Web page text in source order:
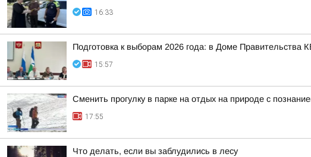
16:33
Подготовка к выборам 2026 года: в Доме Правительства
15:57
Сменить прогулку в парке на отдых на природе с
17:55
Что делать, если вы заблудились в лесу